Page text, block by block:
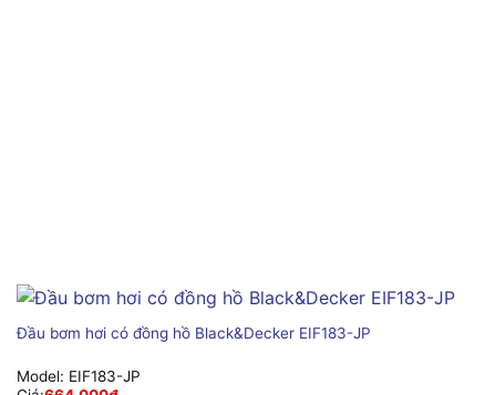
Đầu bơm hơi có đồng hồ Black&Decker EIF183-JP
Model: EIF183-JP